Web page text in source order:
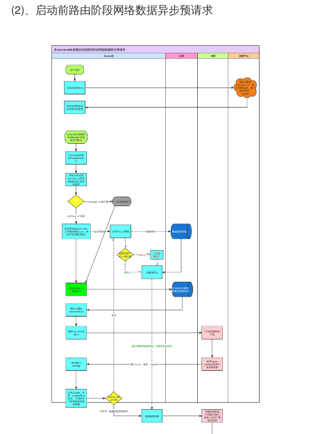
(2)、启动前路由阶段网络数据异步预请求